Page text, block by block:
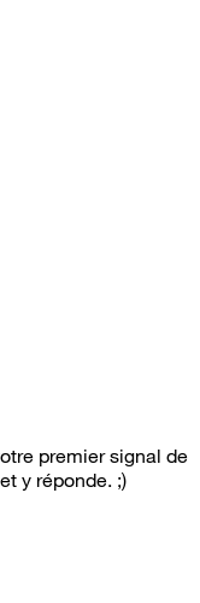
premier signal de
y réponde. ;)